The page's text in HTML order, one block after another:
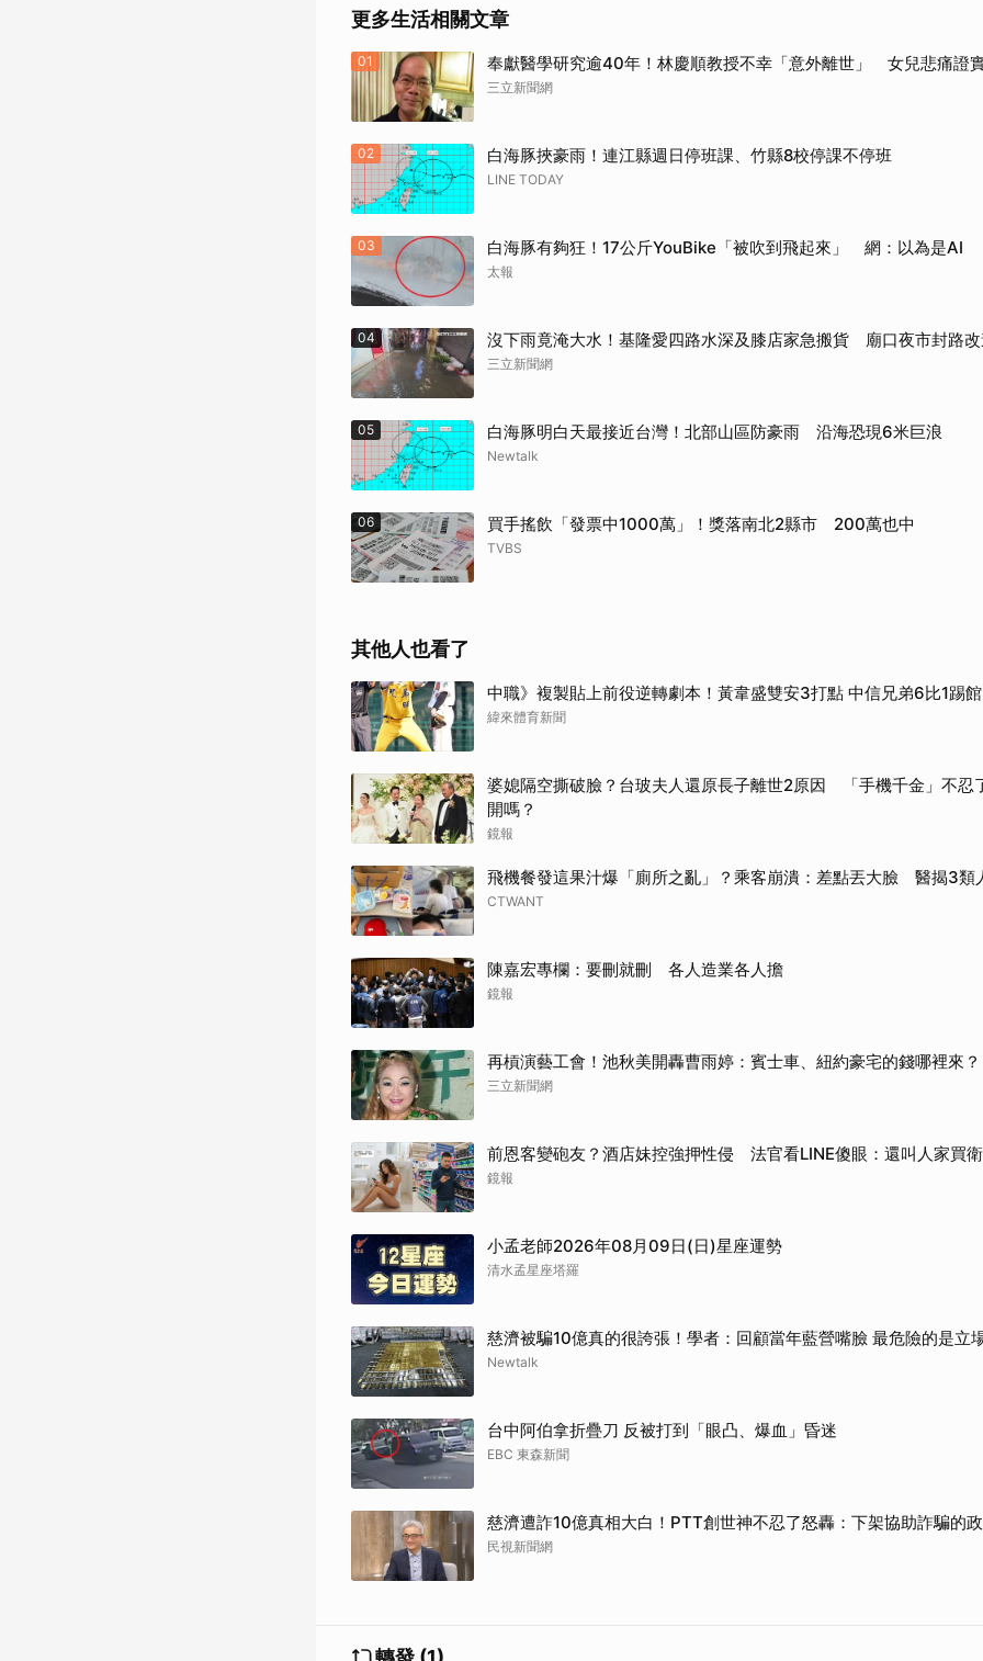
更多生活相關文章
01 奉獻醫學研究逾40年！林慶順教授不幸「意外離世」 女兒悲痛證
三立新聞網
02 白海豚挾豪雨！連江縣週日停班課、竹縣8校停課不停班
LINE TODAY
03 白海豚有夠狂！17公斤YouBike「被吹到飛起來」 網：以為是AI
太報
04 沒下雨竟淹大水！基隆愛四路水深及膝店家急搬貨 廟口夜市封路
三立新聞網
05 白海豚明白天最接近台灣！北部山區防豪雨 沿海恐現6米巨浪
Newtalk
06 買手搖飲「發票中1000萬」！獎落南北2縣市 200萬也中
TVBS
其他人也看了
中職》複製貼上前役逆轉劇本！黃韋盛雙安3打點 中信兄弟6比1踢
緯來體育新聞
婆媳隔空撕破臉？台玻夫人還原長子離世2原因 「手機千金」不忍
開嗎？
鏡報
飛機餐發這果汁爆「廁所之亂」？乘客崩潰：差點丟大臉 醫揭3類
CTWANT
陳嘉宏專欄：要刪就刪 各人造業各人擔
鏡報
再槓演藝工會！池秋美開轟曹雨婷：賓士車、紐約豪宅的錢哪裡來？
三立新聞網
前恩客變砲友？酒店妹控強押性侵 法官看LINE傻眼：還叫人家買
鏡報
小孟老師2026年08月09日(日)星座運勢
清水孟星座塔羅
慈濟被騙10億真的很誇張！學者：回顧當年藍營嘴臉 最危險的是立
Newtalk
台中阿伯拿折疊刀 反被打到「眼凸、爆血」昏迷
EBC 東森新聞
慈濟遭詐10億真相大白！PTT創世神不忍了怒轟：下架協助詐騙的
民視新聞網